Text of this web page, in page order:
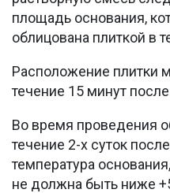
площадь основания,
облицована плиткой в
Расположение плитки
течение 15 минут
Во время проведения
течение 2-х суток
температура
не должна быть ниже